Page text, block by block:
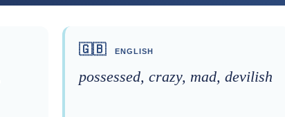
🇬🇧 ENGLISH
possessed, crazy, mad, devilish